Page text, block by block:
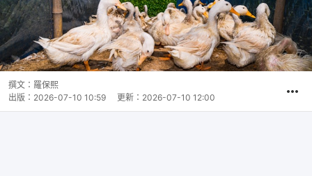
撰文： 羅保熙
出版： 2026-07-10 10:59 更新： 2026-07-10 12:00